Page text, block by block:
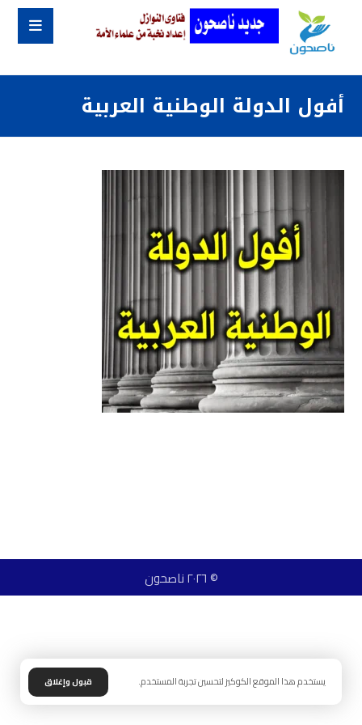
أفول الدولة الوطنية العربية
© ٢٠٢٦ ناصحون
يستخدم هذا الموقع الكوكيز لتحسين تجربة المستخدم. قبول وإغلاق